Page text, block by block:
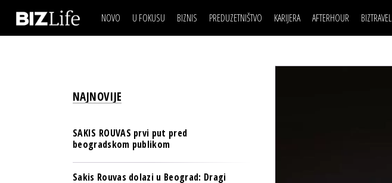
NOVO U FOKUSU BIZNIS
OSIGURANJE
PREDUZETNIŠTVO KARIJERA AFTERHOUR BIZTRAVEL
IZJAVA DANABIZNIS SCENA
BREND I KOMUNIKACIJE
POSAO
MOJ UGAO
FILM I SCENA
AUTO SVET
NAJNOVIJE
SAKIS ROUVAS prvi put pred
beogradskom publikom
Sakis Rouvas dolazi u Beograd: Dragi